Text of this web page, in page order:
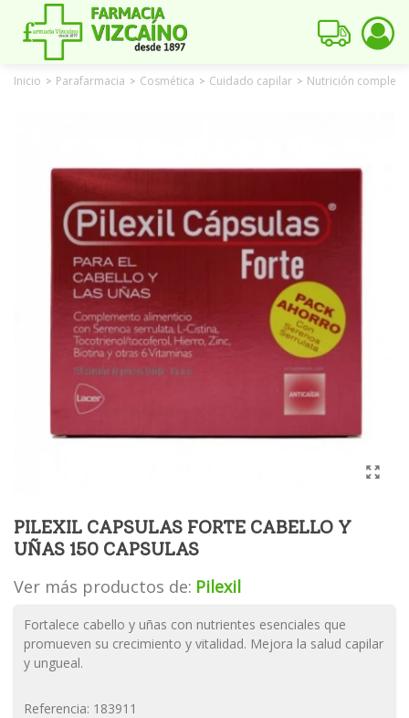
Inicio > Parafarmacia > Cosmética > Cuidado capilar > Nutrición
PILEXIL CAPSULAS FORTE CABELLO Y
UÑAS 150 CAPSULAS
Ver más productos de: Pilexil
Fortalece cabello y uñas con nutrientes esenciales que
promueven su crecimiento y vitalidad. Mejora la salud capilar
y ungueal.
Referencia: 183911